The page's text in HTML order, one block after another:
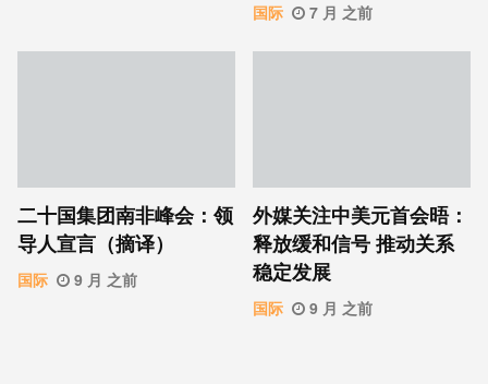
国际 7 月 之前
二十国集团南非峰会：领
导人宣言（摘译）
国际 9 月 之前
外媒关注中美元首会晤：
释放缓和信号 推动关系
稳定发展
国际 9 月 之前